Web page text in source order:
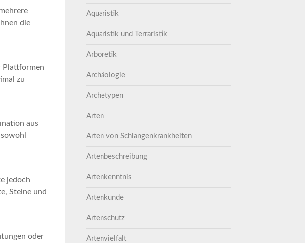
die
Plattformen
zu
‍aus
jedoch
Steine und
oder
Aquaristik
Aquaristik und Terraristik
Arboretik
Archäologie
Archetypen
Arten
Arten von Schlangenkrankheiten
Artenbeschreibung
Artenkenntnis
Artenkunde
Artenschutz
Artenvielfalt